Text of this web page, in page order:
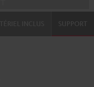
SUPPORT